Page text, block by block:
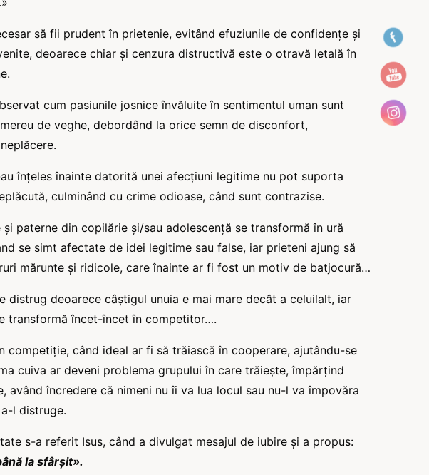
să fii prudent în prietenie, evitând efuziunile de confidențe și
deoarece chiar și cenzura distructivă este o otravă letală în
cum pasiunile josnice învăluite în sentimentul uman sunt
de veghe, debordând la orice semn de disconfort,
înțeles înainte datorită unei afecțiuni legitime nu pot suporta
culminând cu crime odioase, când sunt contrazise.
paterne din copilărie și/sau adolescență se transformă în ură
se simt afectate de idei legitime sau false, iar prieteni ajung să
mărunte și ridicole, care înainte ar fi fost un motiv de batjocură…
distrug deoarece câștigul unuia e mai mare decât a celuilalt, iar
transformă încet-încet în competitor….
competiție, când ideal ar fi să trăiască în cooperare, ajutându-se
cuiva ar deveni problema grupului în care trăiește, împărțind
având încredere că nimeni nu îi va lua locul sau nu-l va împovăra
l distruge.
s-a referit Isus, când a divulgat mesajul de iubire și a propus:
la sfârșit».